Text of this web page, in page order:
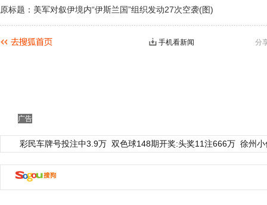
原标题：美军对叙伊境内“伊斯兰国”组织发动27次空袭(图)
分
手机看新闻
广告
彩民车牌号投注中3.9万 双色球148期开奖:头奖11注666万 徐州